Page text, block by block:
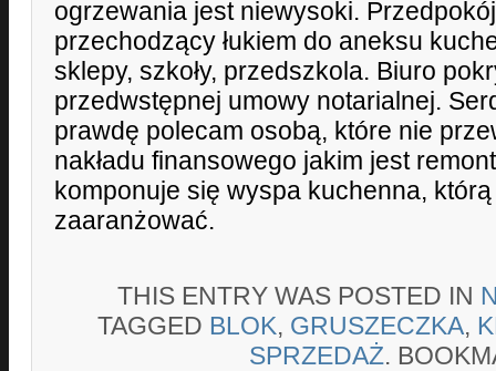
ogrzewania jest niewysoki.
przechodzący łukiem do aneksu
sklepy, szkoły, przedszkola. Biuro
przedwstępnej umowy notarialnej.
prawdę polecam osobą, które nie
nakładu finansowego jakim jest
komponuje się wyspa kuchenna,
zaaranżować.
THIS ENTRY WAS POSTED IN
TAGGED BLOK, GRUSZECZKA,
SPRZEDAŻ.